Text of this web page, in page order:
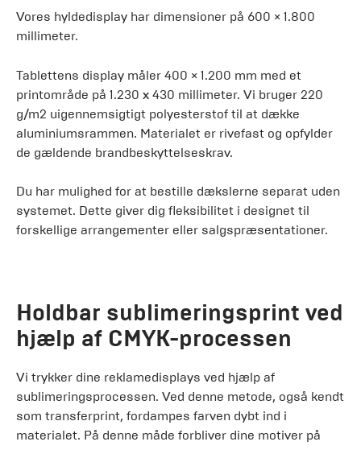
Vores hyldedisplay har dimensioner på 600 × 1.800
millimeter.
Tablettens display måler 400 × 1.200 mm med et
printområde på 1.230 x 430 millimeter. Vi bruger 220
g/m2 uigennemsigtigt polyesterstof til at dække
aluminiumsrammen. Materialet er rivefast og opfylder
de gældende brandbeskyttelseskrav.
Du har mulighed for at bestille dækslerne separat uden
systemet. Dette giver dig fleksibilitet i designet til
forskellige arrangementer eller salgspræsentationer.
Holdbar sublimeringsprint ved
hjælp af CMYK-processen
Vi trykker dine reklamedisplays ved hjælp af
sublimeringsprocessen. Ved denne metode, også kendt
som transferprint, fordampes farven dybt ind i
materialet. På denne måde forbliver dine motiver på